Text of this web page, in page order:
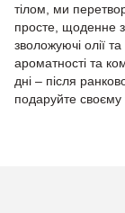
тілом, ми
просте, щоденне
зволожуючі олії
ароматності та
дні – після
подаруйте